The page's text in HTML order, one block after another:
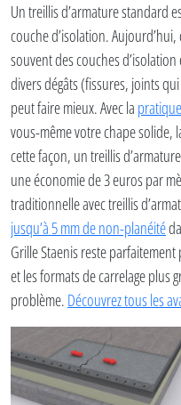
Un treillis d’armature standard
couche d’isolation.
souvent des couches
divers dégâts (fissures, joints
peut faire mieux. Avec la
vous-même votre chape solide,
cette façon, un treillis
une économie de 3 euros par
traditionnelle avec treillis
jusqu’à 5 mm de non-planéité
Grille Staenis reste
et les formats de carrelage plus
problème. Découvrez tous les